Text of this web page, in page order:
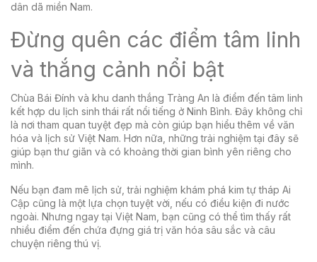
dân dã miền Nam.
Đừng quên các điểm tâm linh
và thắng cảnh nổi bật
Chùa Bái Đính và khu danh thắng Tràng An là điểm đến tâm linh
kết hợp du lịch sinh thái rất nổi tiếng ở Ninh Bình. Đây không chỉ
là nơi tham quan tuyệt đẹp mà còn giúp bạn hiểu thêm về văn
hóa và lịch sử Việt Nam. Hơn nữa, những trải nghiệm tại đây sẽ
giúp bạn thư giãn và có khoảng thời gian bình yên riêng cho
mình.
Nếu bạn đam mê lịch sử, trải nghiệm khám phá kim tự tháp Ai
Cập cũng là một lựa chọn tuyệt vời, nếu có điều kiện đi nước
ngoài. Nhưng ngay tại Việt Nam, bạn cũng có thể tìm thấy rất
nhiều điểm đến chứa đựng giá trị văn hóa sâu sắc và câu
chuyện riêng thú vị.